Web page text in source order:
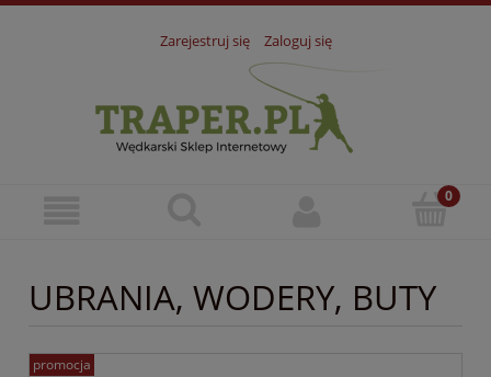
Zarejestruj się Zaloguj się
UBRANIA, WODERY, BUTY
promocja